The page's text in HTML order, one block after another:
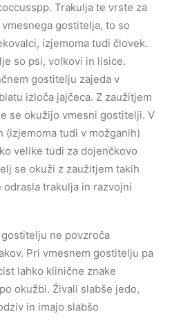
Trakulja te vrste za
gostitelja, to so
izjemoma tudi človek.
so psi, volkovi in lisice.
gostitelju zajeda v
izloča jajčeca. Z zaužitjem
se okužijo vmesni gostitelji. V
(izjemoma tudi v možganih)
velike tudi za dojenčkovo
se okuži z zaužitjem takih
trakulja in razvojni
ne povzroča
Pri vmesnem gostitelju pa
lahko klinične znake
okužbi. Živali slabše jedo,
in imajo slabšo